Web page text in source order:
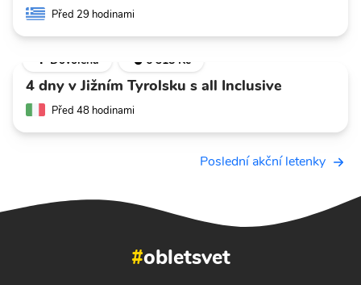
Před 29 hodinami
🌴 Dovolená 💣 6 318 Kč
4 dny v Jižním Tyrolsku s all Inclusive
Před 48 hodinami
Poslední akční letenky
#obletsvet